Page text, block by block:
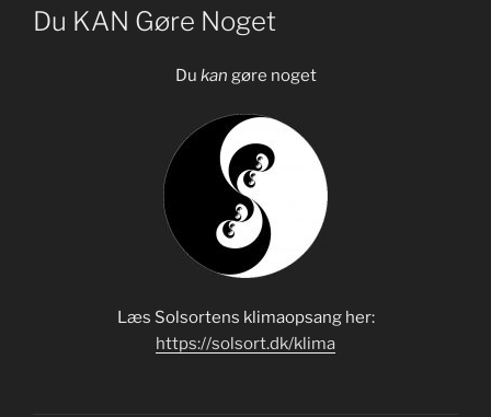
DEN
Du KAN Gøre Noget
Du kan gøre noget
Læs Solsortens klimaopsang her:
https://solsort.dk/klima